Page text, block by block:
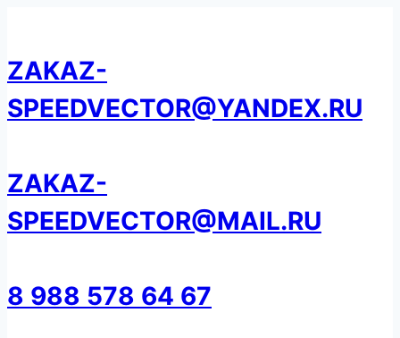
содержанию
ZAKAZ-
SPEEDVECTOR@YANDEX.RU
ZAKAZ-
SPEEDVECTOR@MAIL.RU
8 988 578 64 67